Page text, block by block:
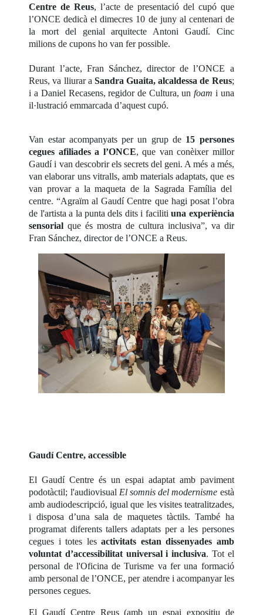
Centre de Reus, l’acte de presentació del cupó que
l’ONCE dedicà el dimecres 10 de juny al centenari de
la mort del genial arquitecte Antoni Gaudí. Cinc
milions de cupons ho van fer possible.
Durant l’acte, Fran Sánchez, director de l’ONCE a
Reus, va lliurar a Sandra Guaita, alcaldessa de Reus;
i a Daniel Recasens, regidor de Cultura, unfoam i una
il·lustració emmarcada d’aquest cupó.
Van estar acompanyats per un grup de 15 persones
cegues afiliades a l’ONCE, que van conèixer millor
Gaudí i van descobrir els secrets del geni. A més a més,
van elaborar uns vitralls, amb materials adaptats, que es
van provar a la maqueta de la Sagrada Família del
centre. “Agraïm al Gaudí Centre que hagi posat l’obra
de l'artista a la punta dels dits i facilitiuna experiència
sensorialque és mostra de cultura inclusiva”, va dir
Fran Sánchez, director de l’ONCE a Reus.
Gaudí Centre, accessible
El Gaudí Centre és un espai adaptat amb paviment
podotàctil; l'audiovisual El somnis del modernisme està
amb audiodescripció, igual que les visites teatralitzades,
i disposa d’una sala de maquetes tàctils. També ha
programat diferents tallers adaptats per a les persones
cegues i totes lesactivitats estan dissenyades amb
voluntat d’accessibilitat universal i inclusiva. Tot el
personal de l'Oficina de Turisme va fer una formació
amb personal de l’ONCE, per atendre i acompanyar les
persones cegues.
El Gaudí Centre Reus (amb un espai expositiu de